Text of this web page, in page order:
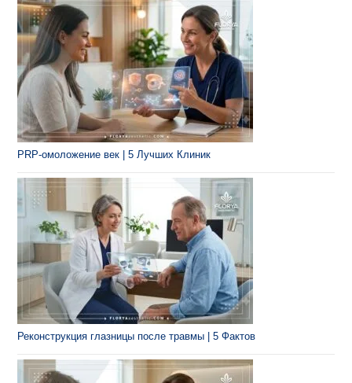
PRP-омоложение век | 5 Лучших Клиник
Реконструкция глазницы после травмы | 5 Фактов